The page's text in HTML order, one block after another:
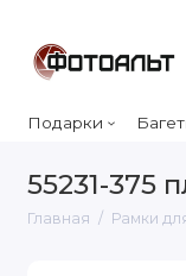
Подарки
55231-375
Главная Рамки